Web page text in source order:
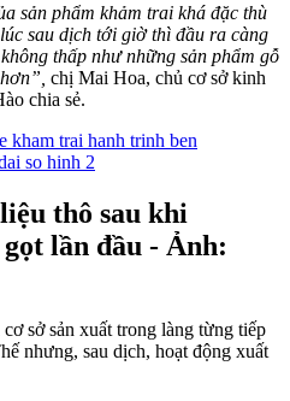
sản phẩm khảm trai khá đặc thù
sau dịch tới giờ thì đầu ra càng
thấp như những sản phẩm gỗ
chị Mai Hoa, chủ cơ sở kinh
chia sẻ.
thô sau khi
lần đầu - Ảnh:
sở sản xuất trong làng từng tiếp
nhưng, sau dịch, hoạt động xuất